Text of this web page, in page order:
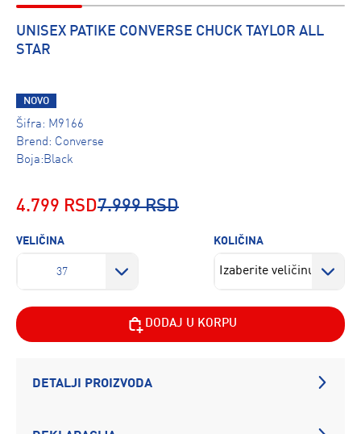
UNISEX PATIKE CONVERSE CHUCK TAYLOR ALL
STAR
NOVO
Šifra: M9166
Brend: Converse
Boja:Black
4.799 RSD7.999 RSD
VELIČINA
37
KOLIČINA
DODAJ U KORPU
DETALJI PROIZVODA